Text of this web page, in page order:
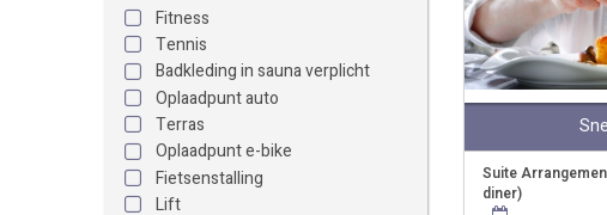
Fitness
Tennis
Badkleding in sauna verplicht
Oplaadpunt auto
Terras
Oplaadpunt e-bike
Fietsenstalling
Lift
Suite
diner)